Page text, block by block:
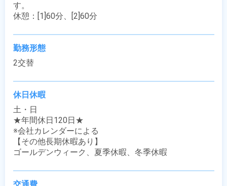
す。
休憩：[1]60分、[2]60分
勤務形態
2交替
休日休暇
土・日
★年間休日120日★
※会社カレンダーによる
【その他長期休暇あり】
ゴールデンウィーク、夏季休暇、冬季休暇